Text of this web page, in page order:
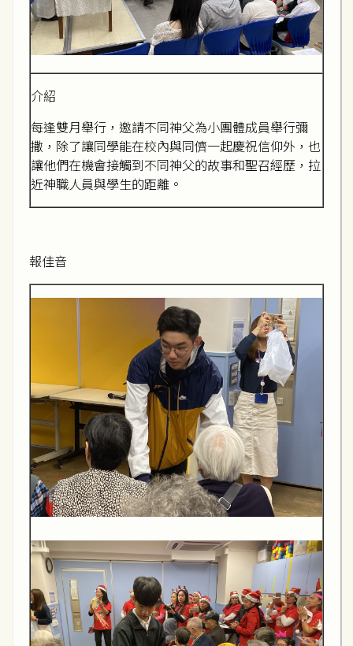
介紹
每逢雙月舉行，邀請不同神父為小團體成員舉行彌
撒，除了讓同學能在校內與同儕一起慶祝信仰外，也
讓他們在機會接觸到不同神父的故事和聖召經歷，拉
近神職人員與學生的距離。
報佳音